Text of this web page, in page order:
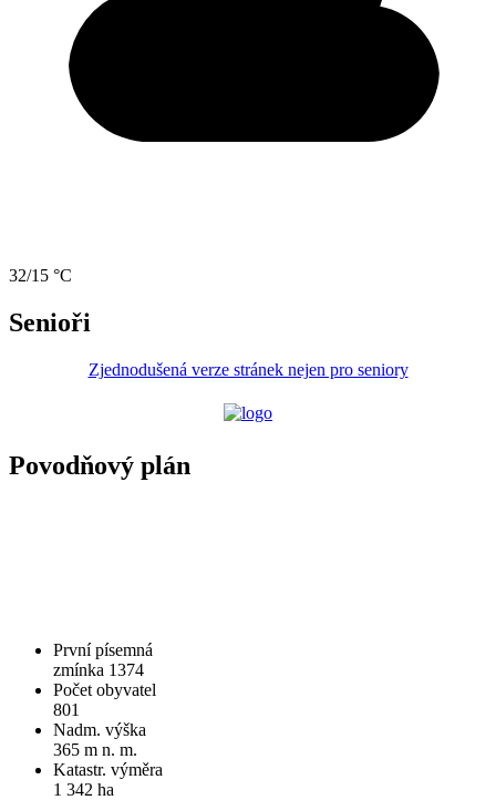
32/15 °C
Senioři
Zjednodušená verze stránek nejen pro seniory
Povodňový plán
První písemná
zmínka 1374
Počet obyvatel
801
Nadm. výška
365 m n. m.
Katastr. výměra
1 342 ha